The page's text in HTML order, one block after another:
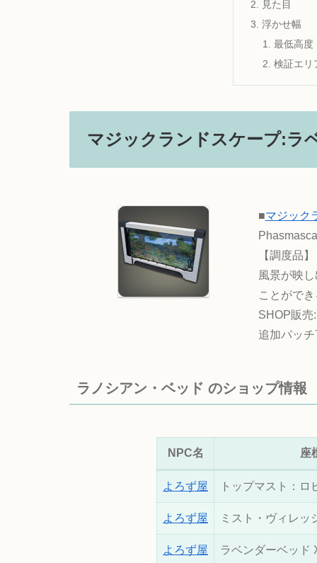
見た目
浮かせ幅
最低高度
検証エリ
マジックランドスケープ:ラ
■マジック
【調度品】
風景が映
ことができ
SHOP販
追加パッチ
ラノシアン・ベッド のショップ情報
NPC名 座
よろず屋 トップマスト：ロ
よろず屋 ミスト・ヴィレッ
よろず屋 ラベンダーベッド